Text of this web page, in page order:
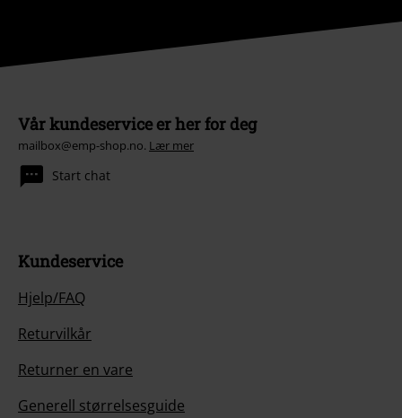
Vår kundeservice er her for deg
mailbox@emp-shop.no. Lær mer
Start chat
Kundeservice
Hjelp/FAQ
Returvilkår
Returner en vare
Generell størrelsesguide